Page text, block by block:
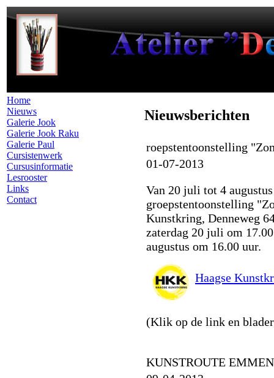
Home
Nieuws
Galerie Jook
Galerie Jook Raku
Galerie Paul
Cursistenwerk
Cursusinformatie
Lesrooster
Links
Contact
Nieuwsberichten
roepstentoonstelling
01-07-2013
Van 20 juli tot 4
groepstentoonstelling
Kunstkring, Denneweg
zaterdag 20 juli om
augustus om 16.00 uur.
Haagse
(Klik op de link en
KUNSTROUTE